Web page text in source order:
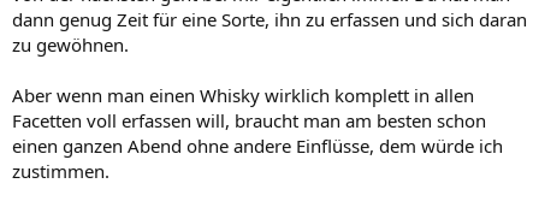
dann genug Zeit für eine Sorte, ihn zu erfassen und sich daran
zu gewöhnen.
Aber wenn man einen Whisky wirklich komplett in allen
Facetten voll erfassen will, braucht man am besten schon
einen ganzen Abend ohne andere Einflüsse, dem würde ich
zustimmen.